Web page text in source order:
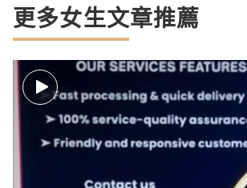
更多女生文章推薦